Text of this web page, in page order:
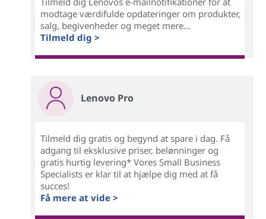
modtage værdifulde opdateringer om produkter,
salg, begivenheder og meget mere...
Tilmeld dig >
Lenovo Pro
Tilmeld dig gratis og begynd at spare i dag. Få
adgang til eksklusive priser, belønninger og
gratis hurtig levering* Vores Small Business
Specialists er klar til at hjælpe dig med at få
succes!
Få mere at vide >